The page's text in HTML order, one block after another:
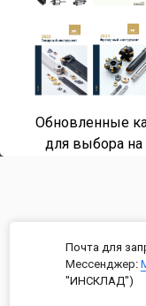
Обновленные
для выбора на
Почта для
Мессенджер:
"ИНСКЛАД")